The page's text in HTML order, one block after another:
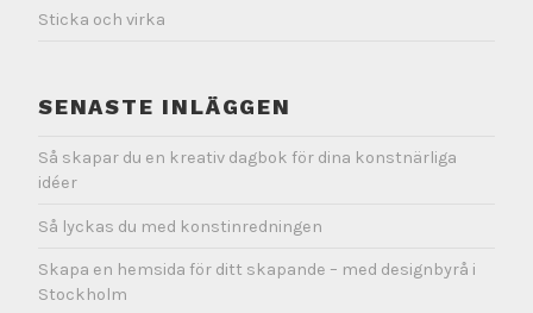
Sticka och virka
SENASTE INLÄGGEN
Så skapar du en kreativ dagbok för dina konstnärliga
idéer
Så lyckas du med konstinredningen
Skapa en hemsida för ditt skapande – med designbyrå i
Stockholm